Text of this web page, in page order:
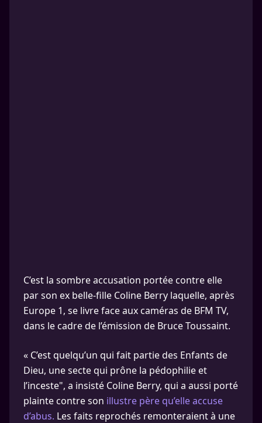
C’est la sombre accusation portée contre elle
par son ex belle-fille Coline Berry laquelle, après
Europe 1, se livre face aux caméras de BFM TV,
dans le cadre de l’émission de Bruce Toussaint.
« C’est quelqu’un qui fait partie des Enfants de
Dieu, une secte qui prône la pédophilie et
l’inceste", a insisté Coline Berry, qui a aussi porté
plainte contre son illustre père qu’elle accuse
d’abus. Les faits reprochés remonteraient à une